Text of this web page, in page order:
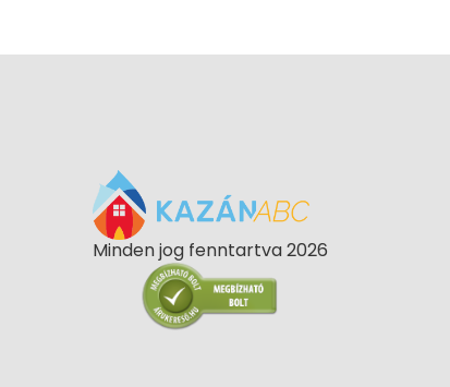
Minden jog fenntartva 2026